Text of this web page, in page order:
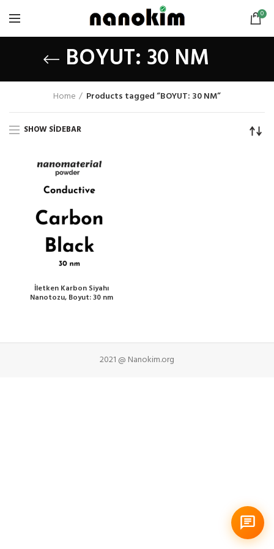
0
BOYUT: 30 NM
Home Products tagged “BOYUT: 30 NM”
SHOW SIDEBAR
İletken Karbon Siyahı
Nanotozu, Boyut: 30 nm
2021 @ Nanokim.org